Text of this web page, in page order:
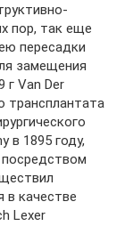
пор, так еще
пересадки
замещения
г Van Der
трансплантата
в 1895 году,
в качестве
Lexer